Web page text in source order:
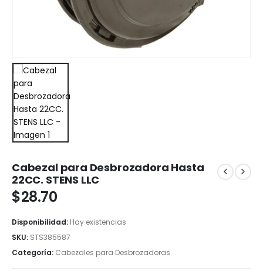
Cabezal para Desbrozadora Hasta
22CC. STENS LLC
$28.70
Disponibilidad: Hay existencias
SKU: STS385587
Categoría: Cabezales para Desbrozadoras